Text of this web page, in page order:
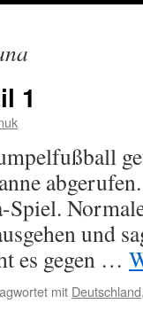
1
Spiel.
und
es gegen …
mit Deutschland